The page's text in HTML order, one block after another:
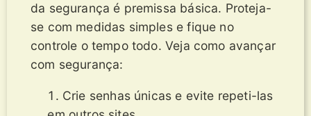
da segurança é premissa básica. Proteja-
se com medidas simples e fique no
controle o tempo todo. Veja como avançar
com segurança:
Crie senhas únicas e evite repeti-las